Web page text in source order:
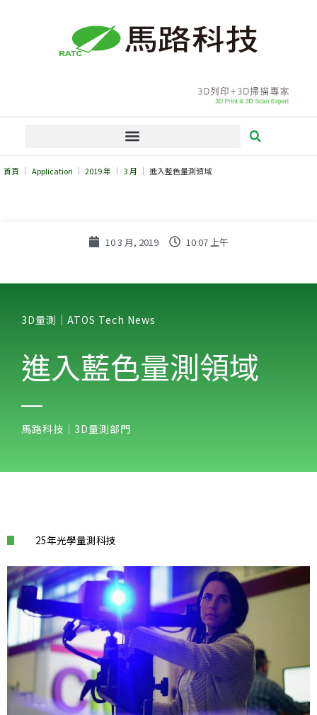
首頁 Application 2019 年 3 月 進入藍色量測領域
10 3 月, 2019 10:07 上午
3D量測｜ATOS Tech News​
進入藍色量測領域
馬路科技｜3D量測部門
25年光學量測科技